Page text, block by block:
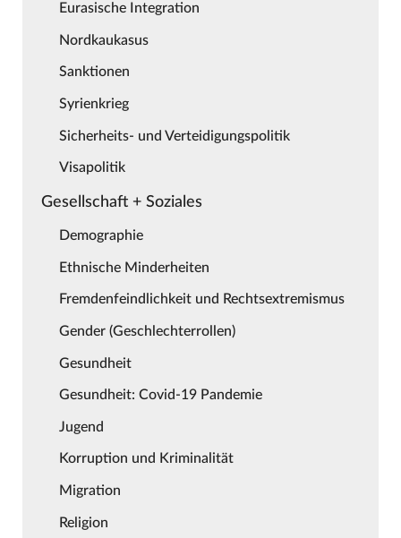
Eurasische Integration
Nordkaukasus
Sanktionen
Syrienkrieg
Sicherheits- und Verteidigungspolitik
Visapolitik
Gesellschaft + Soziales
Demographie
Ethnische Minderheiten
Fremdenfeindlichkeit und Rechtsextremismus
Gender (Geschlechterrollen)
Gesundheit
Gesundheit: Covid-19 Pandemie
Jugend
Korruption und Kriminalität
Migration
Religion